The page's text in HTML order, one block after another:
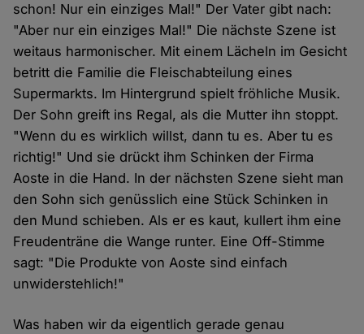
schon! Nur ein einziges Mal!" Der Vater gibt nach:
"Aber nur ein einziges Mal!" Die nächste Szene ist
weitaus harmonischer. Mit einem Lächeln im Gesicht
betritt die Familie die Fleischabteilung eines
Supermarkts. Im Hintergrund spielt fröhliche Musik.
Der Sohn greift ins Regal, als die Mutter ihn stoppt.
"Wenn du es wirklich willst, dann tu es. Aber tu es
richtig!" Und sie drückt ihm Schinken der Firma
Aoste in die Hand. In der nächsten Szene sieht man
den Sohn sich genüsslich eine Stück Schinken in
den Mund schieben. Als er es kaut, kullert ihm eine
Freudenträne die Wange runter. Eine Off-Stimme
sagt: "Die Produkte von Aoste sind einfach
unwiderstehlich!"
Was haben wir da eigentlich gerade genau